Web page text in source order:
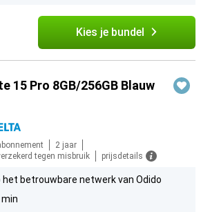
Kies je bundel
15 Pro 8GB/256GB Blauw
2 jaar
tegen misbruik
prijsdetails
het betrouwbare netwerk van Odido